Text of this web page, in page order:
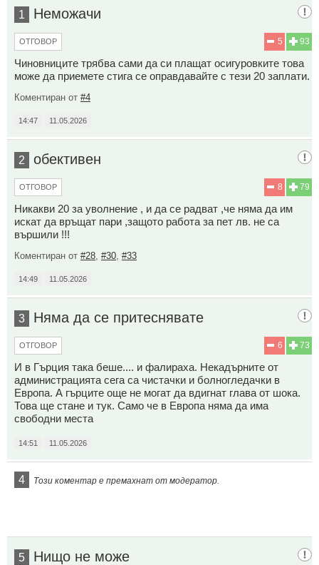
1 Неможачи
93
5
ОТГОВОР
Чиновниците трябва сами да си плащат осигуровките това
може да приемете стига се оправдавайте с тези 20 заплати.
Коментиран от #4
14:47 11.05.2026
2 обективен
79
8
ОТГОВОР
Никакви 20 за уволнение , и да се радват ,че няма да им
искат да връщат пари ,защото работа за пет лв. не са
вършили !!!
Коментиран от #28 #30 #33
14:49 11.05.2026
3 Няма да се притеснявате
73
6
ОТГОВОР
И в Гърция така беше.... и фалираха. Некадърните от
администрацията сега са чистачки и болногледачки в
Европа. А гърците още не могат да вдигнат глава от шока.
Това ще стане и тук. Само че в Европа няма да има
свободни места
14:51 11.05.2026
4 Този коментар е премахнат от модератор.
5 Нищо не може